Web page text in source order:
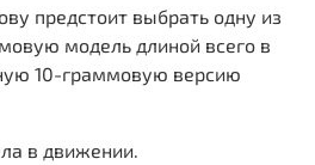
предстоит выбрать одну из
модель длиной всего в
10-граммовую версию
в движении.